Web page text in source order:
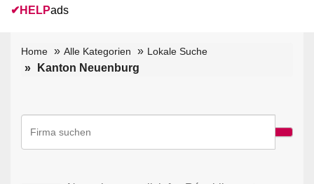
✔ HELPads
Home Alle Kategorien Lokale Suche
Kanton Neuenburg